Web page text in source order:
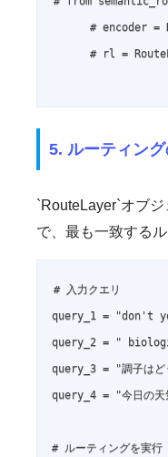
# encoder =
# rl =
5. ルーティン
`RouteLayer`オブ
で、最も一致する
# 入力クエリ
query_1 = "don't
query_2 = " biologie
query_3 = "調子はど
query_4 = "今日の天
# ルーティングを実行